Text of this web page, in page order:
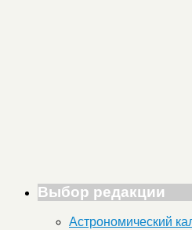
Выбор редакции
Астрономический